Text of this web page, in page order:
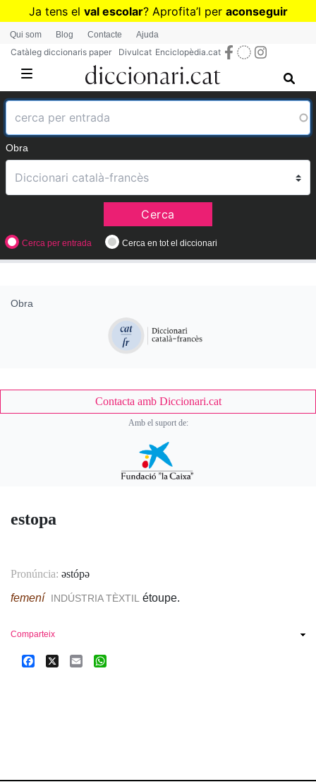
Vés
contingut
Ja tens el val escolar? Aprofita’l per aconseguir
diccionaris per a Primària o Secundària
Qui som Blog Contacte Ajuda
Catàleg diccionaris paper Divulcat Enciclopèdia.cat
Obra
Cerca
Cerca per entrada Cerca en tot el diccionari
estopa
Pronúncia: əstópə
femení
INDÚSTRIA TÈXTIL étoupe.
Obra
Contacta amb Diccionari.cat
Amb el suport de:
Comparteix
Facebook Email